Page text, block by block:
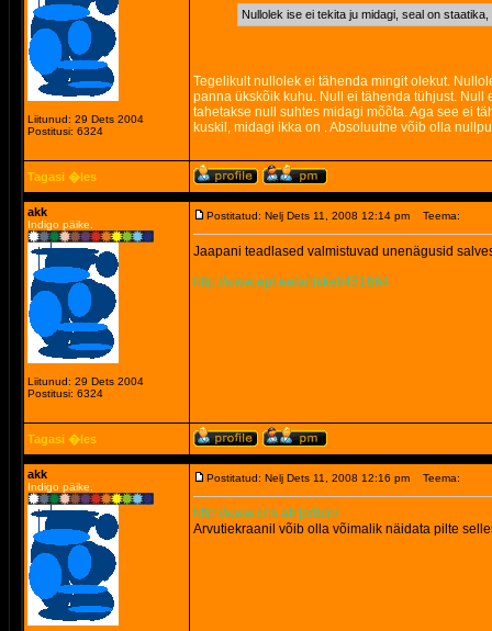
Liitunud: 29 Dets 2004
Postitusi: 6324
Nullolek ise ei tekita ju midagi, seal on
Tegelikult nullolek ei tähenda mingit olekut.
panna ükskõik kuhu. Null ei tähenda tühjust.
tahetakse null suhtes midagi mõõta. Aga see ei
kuskil, midagi ikka on . Absoluutne võib olla
Tagasi �les
akk
Indigo päike.
Liitunud: 29 Dets 2004
Postitusi: 6324
Postitatud: Nelj Dets 11, 2008 12:14 pm Teema:
Jaapani teadlased valmistuvad unenägusid
http://www.epl.ee/artikkel/451864
Tagasi �les
akk
Indigo päike.
Postitatud: Nelj Dets 11, 2008 12:16 pm Teema:
http://www.cns.atr.jp/dcn/
Arvutiekraanil võib olla võimalik näidata pilte